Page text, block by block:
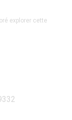
explorer cette